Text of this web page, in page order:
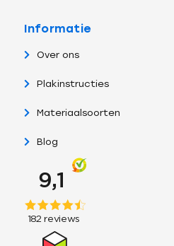
Informatie
Over ons
Plakinstructies
Materiaalsoorten
Blog